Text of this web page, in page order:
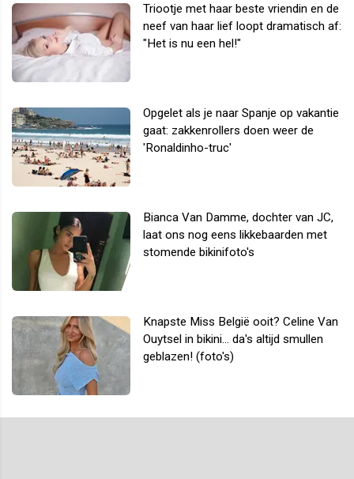
Triootje met haar beste vriendin en de
neef van haar lief loopt dramatisch af:
"Het is nu een hel!"
Opgelet als je naar Spanje op vakantie
gaat: zakkenrollers doen weer de
'Ronaldinho-truc'
Bianca Van Damme, dochter van JC,
laat ons nog eens likkebaarden met
stomende bikinifoto's
Knapste Miss België ooit? Celine Van
Ouytsel in bikini... da's altijd smullen
geblazen! (foto's)